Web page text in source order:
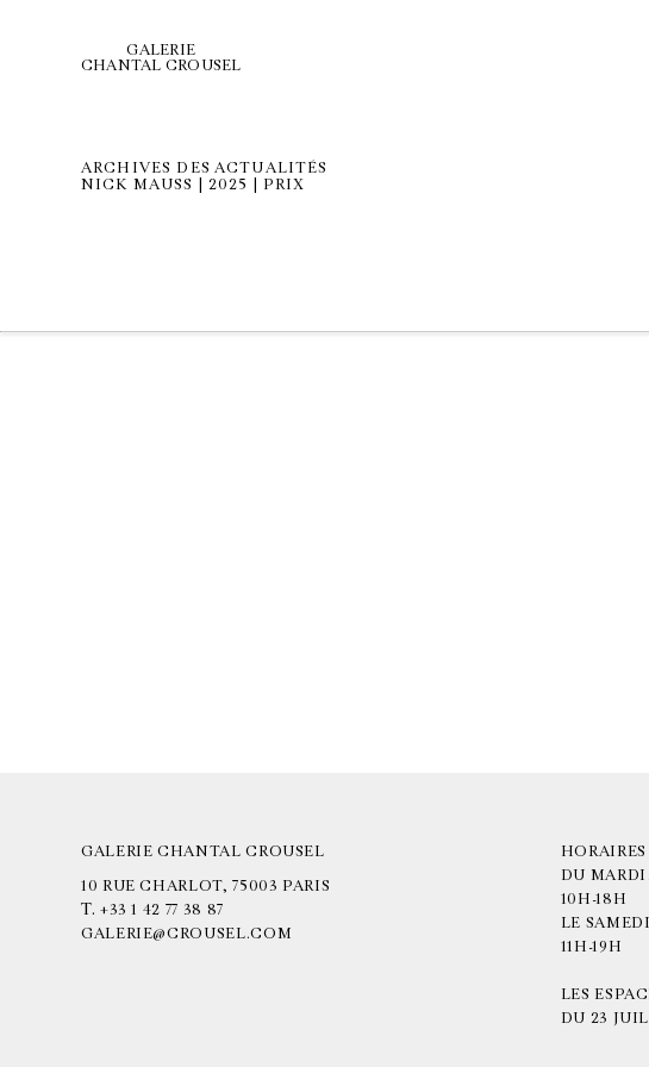
GALERIE
CHANTAL CROUSEL
ARCHIVES DES ACTUALITÉS
NICK MAUSS | 2025 | PRIX
GALERIE CHANTAL CROUSEL
10 RUE CHARLOT, 75003 PARIS
T. +33 1 42 77 38 87
GALERIE@CROUSEL.COM
DU
10H-18H
LE SAMEDI
11H-19H
LES
DU 23